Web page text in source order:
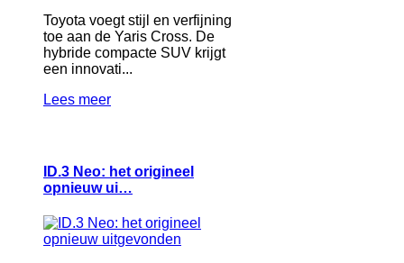
Toyota voegt stijl en verfijning
toe aan de Yaris Cross. De
hybride compacte SUV krijgt
een innovati...
Lees meer
ID.3 Neo: het origineel
opnieuw ui…